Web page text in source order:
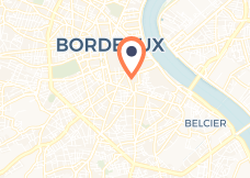
de la carte en cours...